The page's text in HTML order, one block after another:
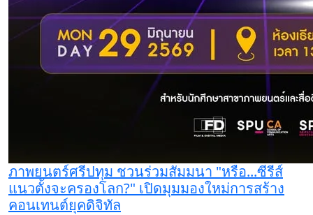
ภาพยนตร์ศรีปทุม ชวนร่วมสัมมนา "หรือ...ซีรีส์
แนวตั้งจะครองโลก?" เปิดมุมมองใหม่การสร้าง
คอนเทนต์ยุคดิจิทัล